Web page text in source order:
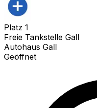
Platz 1
Freie Tankstelle Gall
Autohaus Gall
Geöffnet